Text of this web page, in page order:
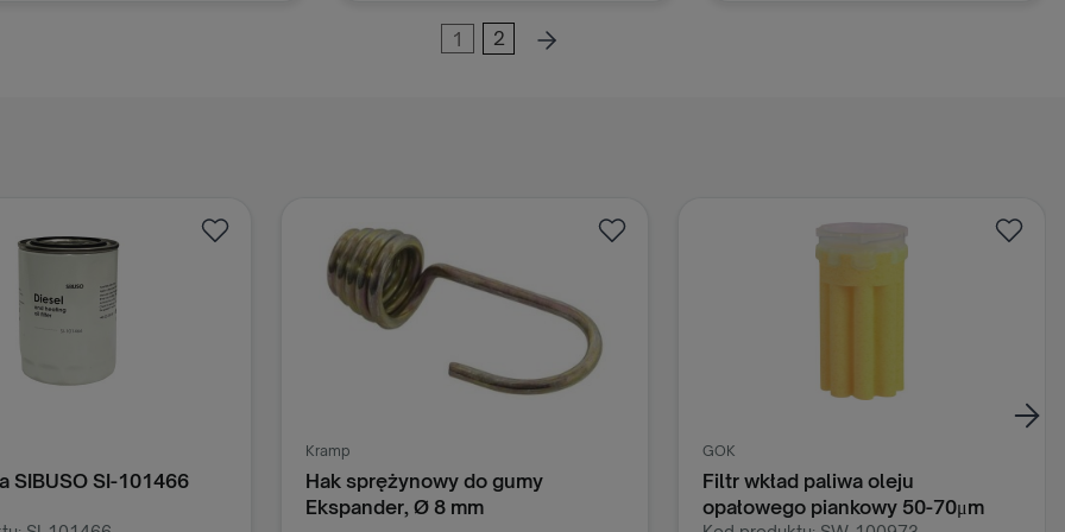
Dodaj do koszyka
siemieniem lnianym jest doskonałej
jakości preparatem
1 2
SIBUSO SI-101466
Kramp
Hak sprężynowy do gumy
Ekspander, Ø 8 mm
GOK
Filtr wkład paliwa oleju
opałowego piankowy 50-70μm